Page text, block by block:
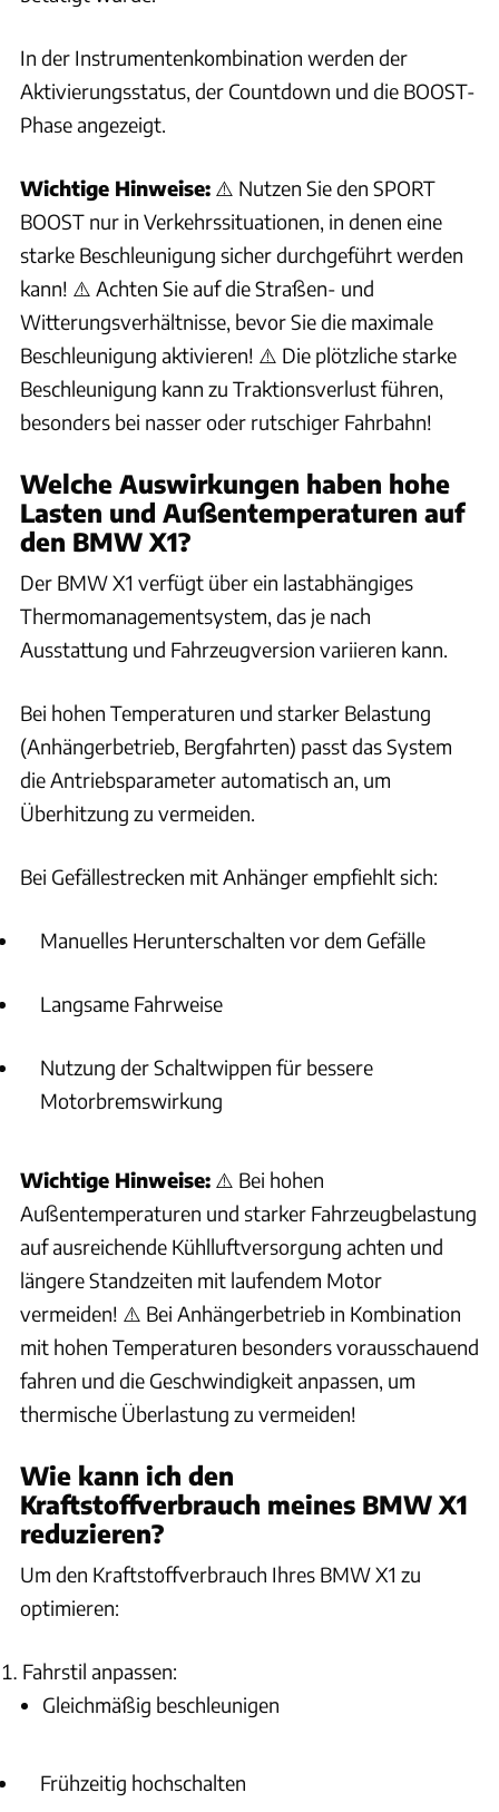
In der Instrumentenkombination werden der
Aktivierungsstatus, der Countdown und die BOOST-
Phase angezeigt.
Wichtige Hinweise: ⚠️ Nutzen Sie den SPORT
BOOST nur in Verkehrssituationen, in denen eine
starke Beschleunigung sicher durchgeführt werden
kann! ⚠️ Achten Sie auf die Straßen- und
Witterungsverhältnisse, bevor Sie die maximale
Beschleunigung aktivieren! ⚠️ Die plötzliche starke
Beschleunigung kann zu Traktionsverlust führen,
besonders bei nasser oder rutschiger Fahrbahn!
Welche Auswirkungen haben hohe
Lasten und Außentemperaturen auf
den BMW X1?
Der BMW X1 verfügt über ein lastabhängiges
Thermomanagementsystem, das je nach
Ausstattung und Fahrzeugversion variieren kann.
Bei hohen Temperaturen und starker Belastung
(Anhängerbetrieb, Bergfahrten) passt das System
die Antriebsparameter automatisch an, um
Überhitzung zu vermeiden.
Bei Gefällestrecken mit Anhänger empfiehlt sich:
Manuelles Herunterschalten vor dem Gefälle
Langsame Fahrweise
Nutzung der Schaltwippen für bessere
Motorbremswirkung
Wichtige Hinweise: ⚠️ Bei hohen
Außentemperaturen und starker Fahrzeugbelastung
auf ausreichende Kühlluftversorgung achten und
längere Standzeiten mit laufendem Motor
vermeiden! ⚠️ Bei Anhängerbetrieb in Kombination
mit hohen Temperaturen besonders vorausschauend
fahren und die Geschwindigkeit anpassen, um
thermische Überlastung zu vermeiden!
Wie kann ich den
Kraftstoffverbrauch meines BMW X1
reduzieren?
Um den Kraftstoffverbrauch Ihres BMW X1 zu
optimieren:
Fahrstil anpassen:
Gleichmäßig beschleunigen
Frühzeitig hochschalten